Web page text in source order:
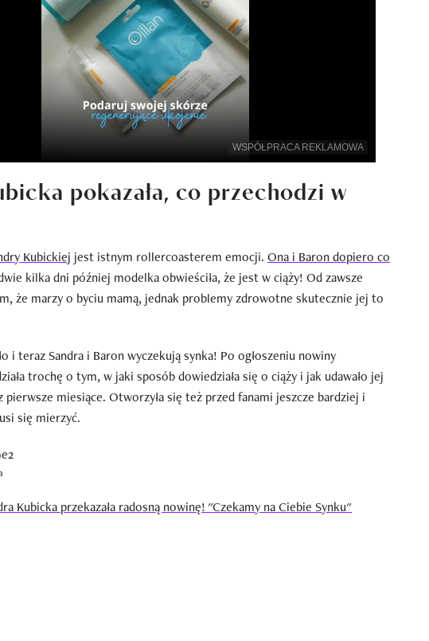
WSPÓŁPRACA REKLAMOWA
pokazała, co przechodzi w
Kubickiej jest istnym rollercoasterem emocji. Ona i Baron dopiero co
kilka dni później modelka obwieściła, że jest w ciąży! Od zawsze
że marzy o byciu mamą, jednak problemy zdrowotne skutecznie jej to
i teraz Sandra i Baron wyczekują synka! Po ogłoszeniu nowiny
trochę o tym, w jaki sposób dowiedziała się o ciąży i jak udawało jej
pierwsze miesiące. Otworzyła się też przed fanami jeszcze bardziej i
się mierzyć.
Kubicka przekazała radosną nowinę! "Czekamy na Ciebie Synku"